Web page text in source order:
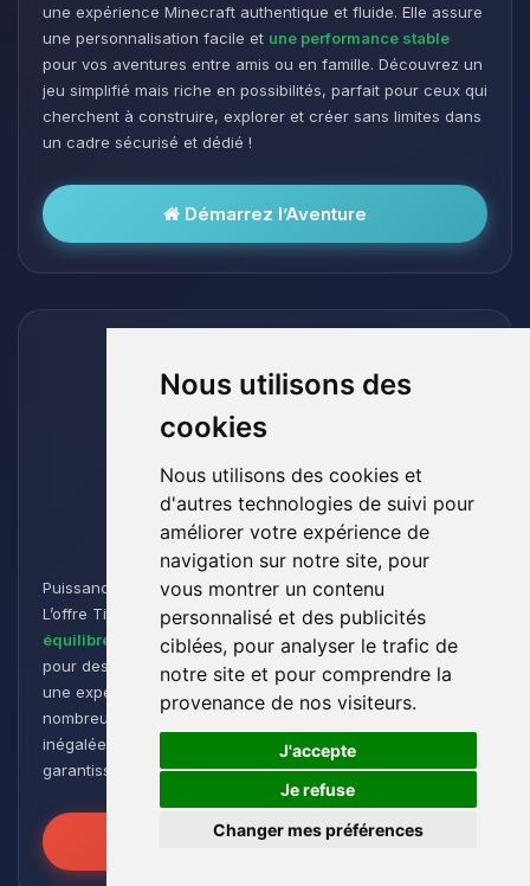
Nous utilisons des
cookies
Nous utilisons des cookies et
d'autres technologies de suivi pour
améliorer votre expérience de
navigation sur notre site, pour
vous montrer un contenu
personnalisé et des publicités
ciblées, pour analyser le trafic de
notre site et pour comprendre la
provenance de nos visiteurs.
J'accepte
Je refuse
Changer mes préférences
une expérience Minecraft authentique et fluide. Elle assure
une personnalisation facile et une performance stable
pour vos aventures entre amis ou en famille. Découvrez un
jeu simplifié mais riche en possibilités, parfait pour ceux qui
cherchent à construire, explorer et créer sans limites dans
un cadre sécurisé et dédié !
Démarrez l’Aventure
Titan
Puissance et Endurance pour les Aventuriers de Minecraft :
L’offre Titan est conçue pour les joueurs cherchant un
équilibre parfait entre performance et flexibilité. Idéale
pour des
groupes de taille moyenne à grande
, elle offre
une expérience de jeu fluide et réactive, même avec de
nombreux plugins et modpacks. Profitez d’une stabilité
inégalée pour des sessions de jeu intenses et prolongées,
garantissant que vos mondes restent robustes et réactifs !
Libérez la Puissance
🍪